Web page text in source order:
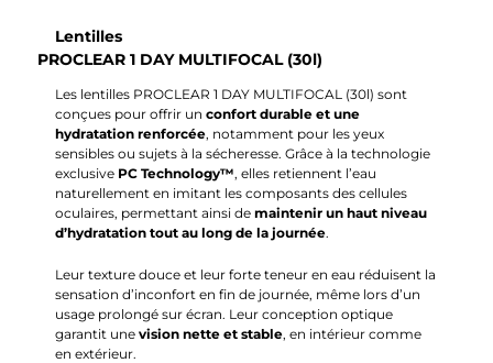
Lentilles
PROCLEAR 1 DAY MULTIFOCAL (30l)
Les lentilles PROCLEAR 1 DAY MULTIFOCAL (30l) sont
conçues pour offrir un confort durable et une
hydratation renforcée, notamment pour les yeux
sensibles ou sujets à la sécheresse. Grâce à la technologie
exclusive PC Technology™, elles retiennent l’eau
naturellement en imitant les composants des cellules
oculaires, permettant ainsi de maintenir un haut niveau
d’hydratation tout au long de la journée.
Leur texture douce et leur forte teneur en eau réduisent la
sensation d’inconfort en fin de journée, même lors d’un
usage prolongé sur écran. Leur conception optique
garantit une vision nette et stable, en intérieur comme
en extérieur.